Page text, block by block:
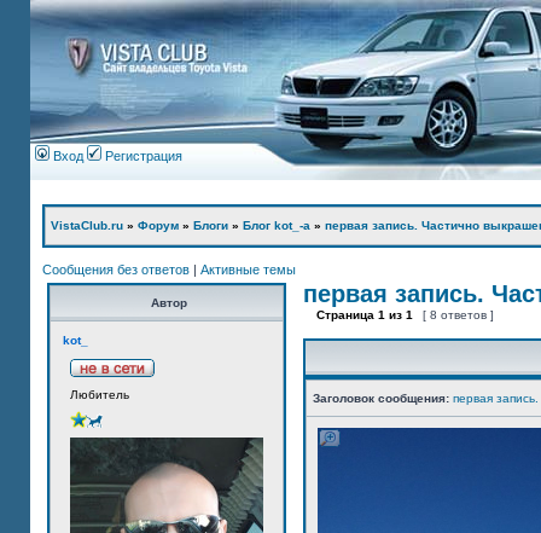
Вход Регистрация
VistaClub.ru » Форум » Блоги » Блог kot_-а » первая запись. Частично
Сообщения без ответов | Активные темы
Автор
kot_
Любитель
первая запись.
Страница 1 из 1 [ 8 ответов ]
Заголовок сообщения: первая